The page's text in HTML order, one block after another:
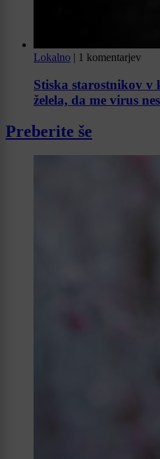
Lokalno | 1 komentarjev
Stiska starostnikov v
želela, da me virus
Preberite še